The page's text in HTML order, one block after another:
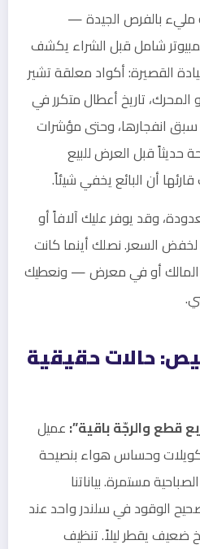
بالفرص الجيدة —
شامل قبل الشراء يكشف
القصيرة: أكواد معلقة تشير
تاريخ أعطال متكرر في
انفجارها، وحتى مؤشرات
قبل العرض للبيع
أن البائع يخفي شيئاً.
وقد يوفر عليك آلافاً أو
السعر. نصلك أينما كانت
المالك أو في معرض — ونعطيك
حالات حقيقية
قطع والرجّة باقية”: عميل
وحساس هواء بنصيحة
مستمرة. بياناتنا
الوقود في سلندر واحد عند
ضعيف يقطر ليلاً. تنظيف